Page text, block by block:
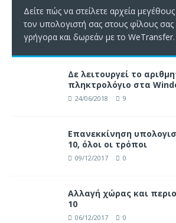
Δείτε πώς να στείλετε αρχεία
τον υπολογιστή σας στους φίλους
γρήγορα και δωρεάν με το WeTransfer.
Δε λειτουργεί το
πληκτρολόγιο στα
24/06/2018 9
Επανεκκίνηση
10, όλοι οι τρόποι
09/12/2017 0
Αλλαγή χώρας και
10
06/12/2017 0